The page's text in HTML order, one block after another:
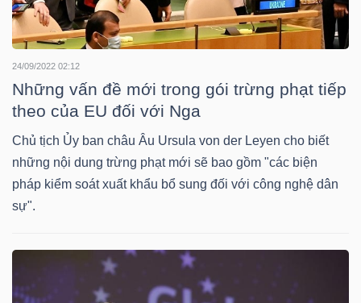
24/09/2022 02:12
Những vấn đề mới trong gói trừng phạt tiếp
theo của EU đối với Nga
Chủ tịch Ủy ban châu Âu Ursula von der Leyen cho biết
những nội dung trừng phạt mới sẽ bao gồm "các biện
pháp kiểm soát xuất khẩu bổ sung đối với công nghệ dân
sự".
TIN
DỊCH
TRUYỀN
ÍCH